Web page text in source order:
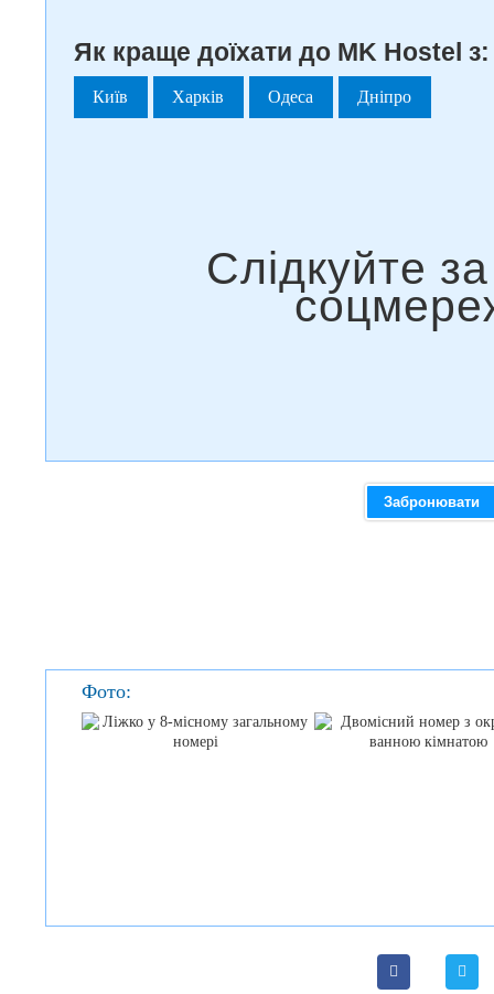
Як краще доїхати до MK Hostel з:
Київ Харків Одеса Дніпро
Забронювати
Фото: